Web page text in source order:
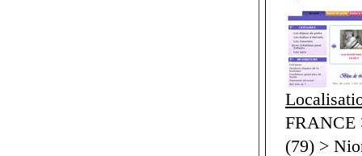
FRANCE
(79) >